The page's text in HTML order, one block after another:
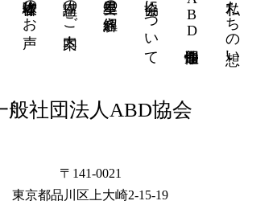
私たちの想い
ABD個性運命學
協会について
星里奏の紐解き
講座のご案内
体験者様のお声
般社団法人ABD協会
〒141-0021
東京都品川区上大崎2-15-19